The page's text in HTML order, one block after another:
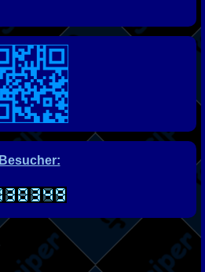
Besucher: